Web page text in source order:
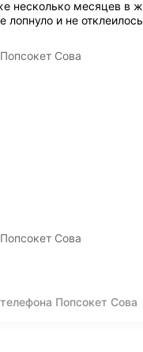
несколько месяцев в
и не
Сова
Сова
Попсокет Сова